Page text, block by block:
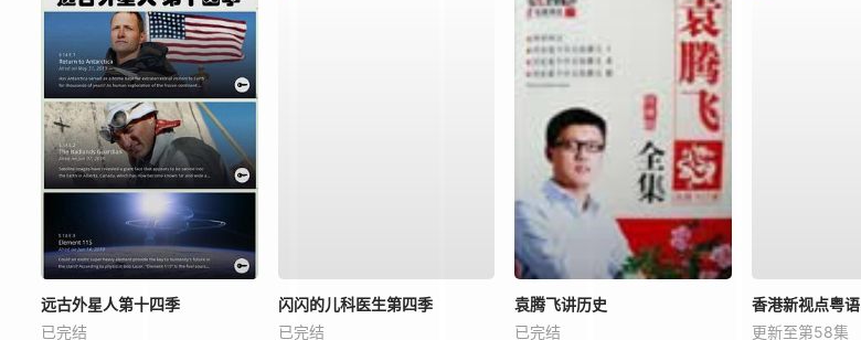
远古外星人第十四季
已完结
闪闪的儿科医生第四季
已完结
袁腾飞讲历史
已完结
香港新视点粤语
更新至第58集